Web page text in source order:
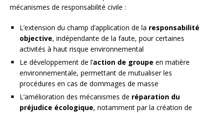
mécanismes de responsabilité civile :
L’extension du champ d’application de la responsabilité
objective, indépendante de la faute, pour certaines
activités à haut risque environnemental
Le développement de l’action de groupe en matière
environnementale, permettant de mutualiser les
procédures en cas de dommages de masse
L’amélioration des mécanismes de réparation du
préjudice écologique, notamment par la création de